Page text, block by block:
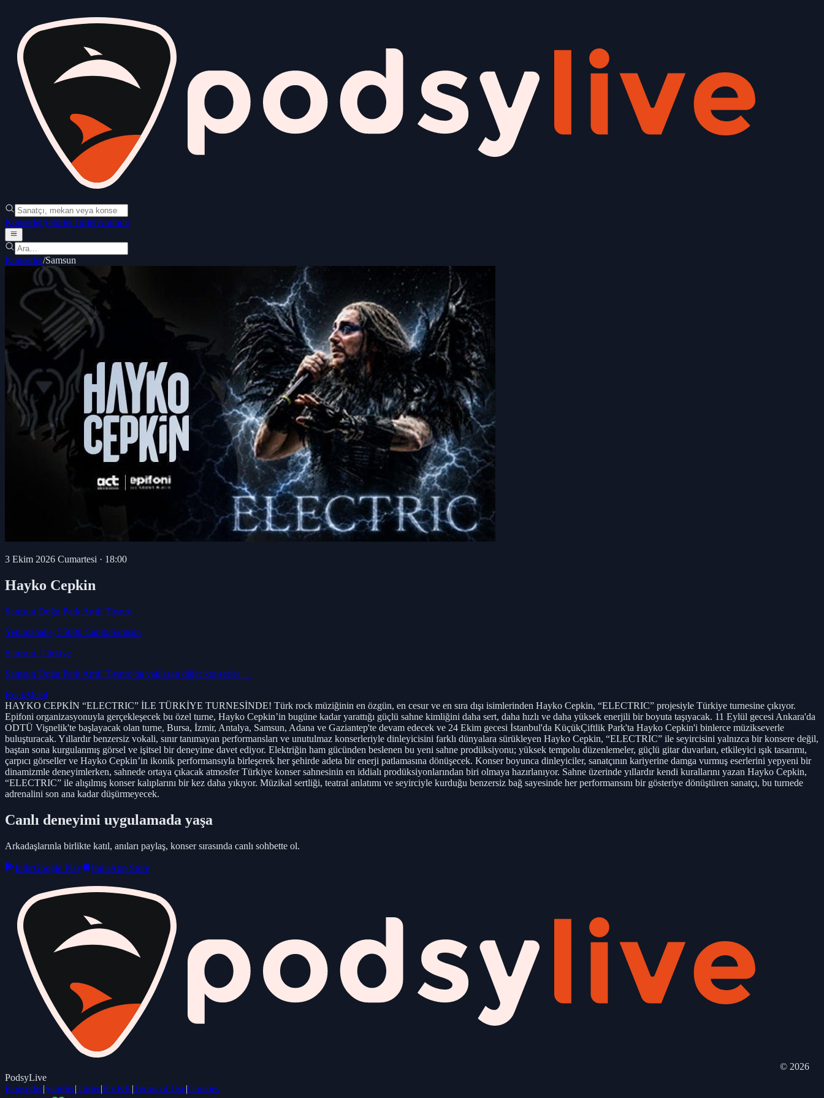
KonserlerŞehirlerTürlerAraİndir
Konserler/Samsun
3 Ekim 2026 Cumartesi · 18:00
Hayko Cepkin
Samsun Doğu Park Amfi Tiyatro
Yenimahalle, 55080 Canik/Samsun
Samsun, Türkiye
Samsun Doğu Park Amfi Tiyatro'da yaklaşan diğer konserler →
RockMetal
HAYKO CEPKİN “ELECTRIC” İLE TÜRKİYE TURNESİNDE! Türk rock müziğinin en özgün, en cesur ve en sıra dışı isimlerinden Hayko Cepkin, “ELECTRIC” projesiyle Türkiye turnesine çıkıyor.
Epifoni organizasyonuyla gerçekleşecek bu özel turne, Hayko Cepkin’in bugüne kadar yarattığı güçlü sahne kimliğini daha sert, daha hızlı ve daha yüksek enerjili bir boyuta taşıyacak. 11 Eylül gecesi Ankara'da
ODTÜ Vişnelik'te başlayacak olan turne, Bursa, İzmir, Antalya, Samsun, Adana ve Gaziantep'te devam edecek ve 24 Ekim gecesi İstanbul'da KüçükÇiftlik Park'ta Hayko Cepkin'i binlerce müzikseverle
buluşturacak. Yıllardır benzersiz vokali, sınır tanımayan performansları ve unutulmaz konserleriyle dinleyicisini farklı dünyalara sürükleyen Hayko Cepkin, “ELECTRIC” ile seyircisini yalnızca bir konsere değil,
baştan sona kurgulanmış görsel ve işitsel bir deneyime davet ediyor. Elektriğin ham gücünden beslenen bu yeni sahne prodüksiyonu; yüksek tempolu düzenlemeler, güçlü gitar duvarları, etkileyici ışık tasarımı,
çarpıcı görseller ve Hayko Cepkin’in ikonik performansıyla birleşerek her şehirde adeta bir enerji patlamasına dönüşecek. Konser boyunca dinleyiciler, sanatçının kariyerine damga vurmuş eserlerini yepyeni bir
dinamizmle deneyimlerken, sahnede ortaya çıkacak atmosfer Türkiye konser sahnesinin en iddialı prodüksiyonlarından biri olmaya hazırlanıyor. Sahne üzerinde yıllardır kendi kurallarını yazan Hayko Cepkin,
“ELECTRIC” ile alışılmış konser kalıplarını bir kez daha yıkıyor. Müzikal sertliği, teatral anlatımı ve seyirciyle kurduğu benzersiz bağ sayesinde her performansını bir gösteriye dönüştüren sanatçı, bu turnede
adrenalini son ana kadar düşürmeyecek.
Canlı deneyimi uygulamada yaşa
Arkadaşlarınla birlikte katıl, anıları paylaş, konser sırasında canlı sohbette ol.
IndirGoogle Play IndirApp Store
© 2026
PodsyLive
Konserler|Şehirler|Türler|KVKK|Terms of Use|Cookies